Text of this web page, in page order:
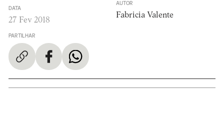
DATA
27 Fev 2018
PARTILHAR
AUTOR
Fabricia Valente